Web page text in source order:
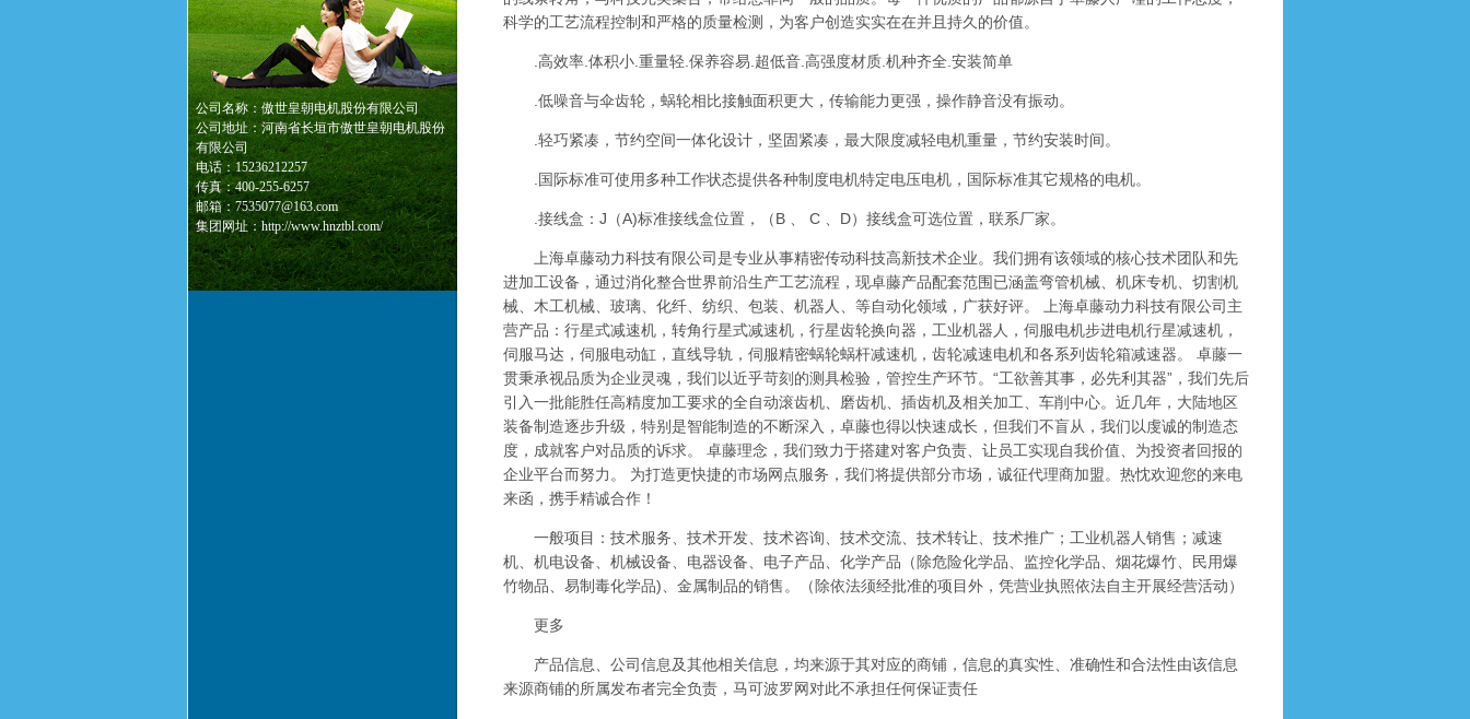
公司名称：傲世皇朝电机股份有限公司
公司地址：河南省长垣市傲世皇朝电机股份
有限公司
电话：15236212257
传真：400-255-6257
邮箱：7535077@163.com
集团网址：http://www.hnztbl.com/
科学的工艺流程控制和严格的质量检测，为客户创造实实在在并且持久的价值。
.高效率.体积小.重量轻.保养容易.超低音.高强度材质.机种齐全.安装简单
.低噪音与伞齿轮，蜗轮相比接触面积更大，传输能力更强，操作静音没有振动。
.轻巧紧凑，节约空间一体化设计，坚固紧凑，最大限度减轻电机重量，节约安装时间。
.国际标准可使用多种工作状态提供各种制度电机特定电压电机，国际标准其它规格的电机。
.接线盒：J（A)标准接线盒位置，（B 、 C 、D）接线盒可选位置，联系厂家。
上海卓藤动力科技有限公司是专业从事精密传动科技高新技术企业。我们拥有该领域的核心技术团队和先
进加工设备，通过消化整合世界前沿生产工艺流程，现卓藤产品配套范围已涵盖弯管机械、机床专机、切割机
械、木工机械、玻璃、化纤、纺织、包装、机器人、等自动化领域，广获好评。 上海卓藤动力科技有限公司主
营产品：行星式减速机，转角行星式减速机，行星齿轮换向器，工业机器人，伺服电机步进电机行星减速机，
伺服马达，伺服电动缸，直线导轨，伺服精密蜗轮蜗杆减速机，齿轮减速电机和各系列齿轮箱减速器。 卓藤一
贯秉承视品质为企业灵魂，我们以近乎苛刻的测具检验，管控生产环节。“工欲善其事，必先利其器”，我们先后
引入一批能胜任高精度加工要求的全自动滚齿机、磨齿机、插齿机及相关加工、车削中心。近几年，大陆地区
装备制造逐步升级，特别是智能制造的不断深入，卓藤也得以快速成长，但我们不盲从，我们以虔诚的制造态
度，成就客户对品质的诉求。 卓藤理念，我们致力于搭建对客户负责、让员工实现自我价值、为投资者回报的
企业平台而努力。 为打造更快捷的市场网点服务，我们将提供部分市场，诚征代理商加盟。热忱欢迎您的来电
来函，携手精诚合作！
一般项目：技术服务、技术开发、技术咨询、技术交流、技术转让、技术推广；工业机器人销售；减速
机、机电设备、机械设备、电器设备、电子产品、化学产品（除危险化学品、监控化学品、烟花爆竹、民用爆
竹物品、易制毒化学品)、金属制品的销售。（除依法须经批准的项目外，凭营业执照依法自主开展经营活动）
更多
产品信息、公司信息及其他相关信息，均来源于其对应的商铺，信息的真实性、准确性和合法性由该信息
来源商铺的所属发布者完全负责，马可波罗网对此不承担任何保证责任